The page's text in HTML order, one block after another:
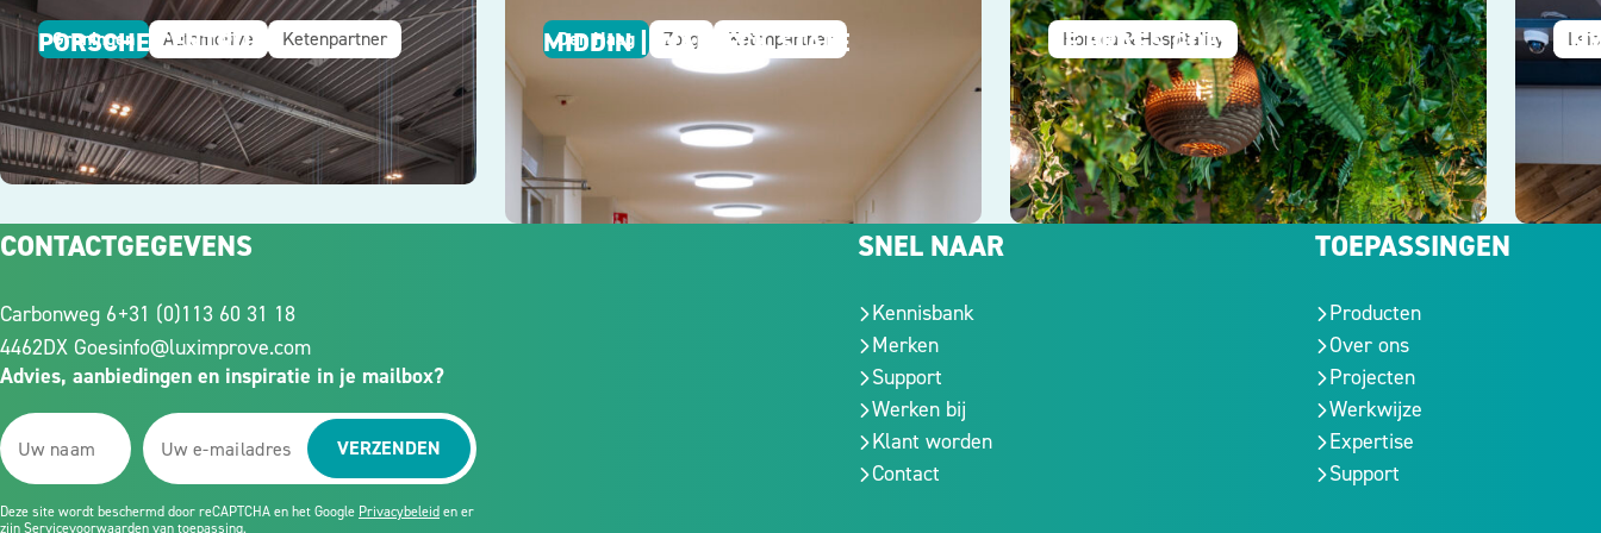
Groningen Automotive Ketenpartner
PORSCHE CENTRUM Den Haag Zorg Ketenpartner
MIDDIN | WALDECK STATE Horeca & Hospitality
DE BRASS GOES
CONTACTGEGEVENS
Carbonweg 6
4462DX Goes
+31 (0)113 60 31 18
info@luximprove.com
Advies, aanbiedingen en inspiratie in je mailbox?
VERZENDEN
Deze site wordt beschermd door reCAPTCHA en het Google Privacybeleiden er
zijnServicevoorwaardenvan toepassing.
SNEL NAAR
Kennisbank
Merken
Support
Werken bij
Klant worden
Contact
TOEPASSINGEN
Producten
Over ons
Projecten
Werkwijze
Expertise
Support